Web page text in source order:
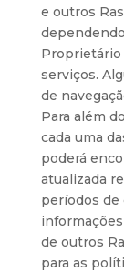
e outros
serviços.
de
Para além
cada uma
poderá
atualizada
períodos de
de outros
para as